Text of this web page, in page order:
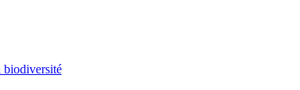
biodiversité